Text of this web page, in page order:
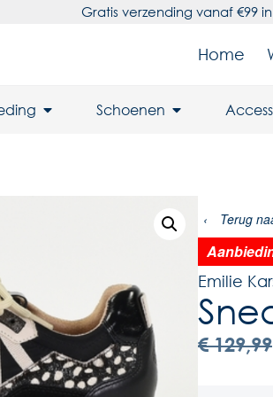
Gratis verzending vanaf €99
Home
Schoenen
‹ Terug
Emilie
€129,99